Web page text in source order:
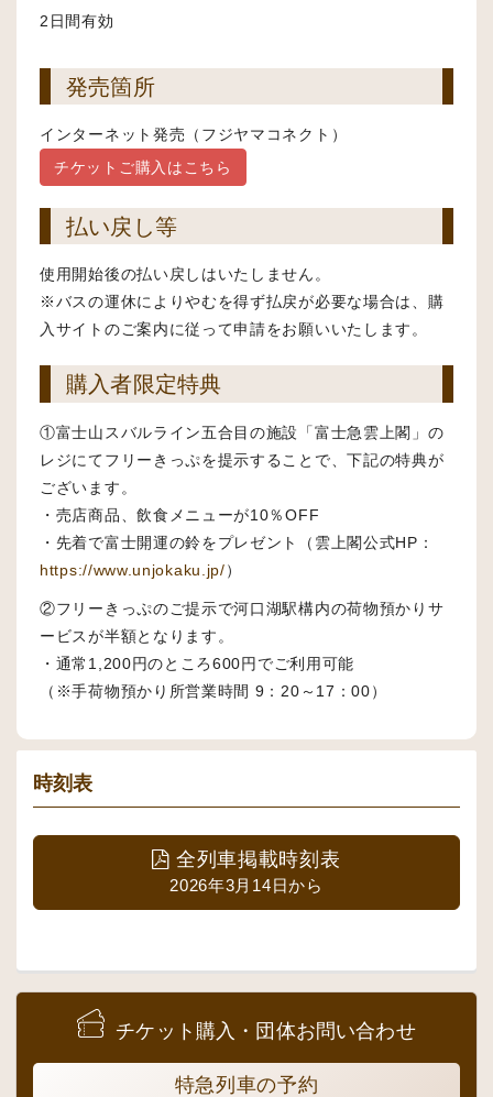
2日間有効
発売箇所
インターネット発売（フジヤマコネクト）
チケットご購入はこちら
払い戻し等
使用開始後の払い戻しはいたしません。
※バスの運休によりやむを得ず払戻が必要な場合は、購
入サイトのご案内に従って申請をお願いいたします。
購入者限定特典
①富士山スバルライン五合目の施設「富士急雲上閣」の
レジにてフリーきっぷを提示することで、下記の特典が
ございます。
・売店商品、飲食メニューが10％OFF
・先着で富士開運の鈴をプレゼント（雲上閣公式HP：
https://www.unjokaku.jp/）
②フリーきっぷのご提示で河口湖駅構内の荷物預かりサ
ービスが半額となります。
・通常1,200円のところ600円でご利用可能
（※手荷物預かり所営業時間 9：20～17：00）
時刻表
全列車掲載時刻表
2026年3月14日から
チケット購入・団体お問い合わせ
特急列車の予約